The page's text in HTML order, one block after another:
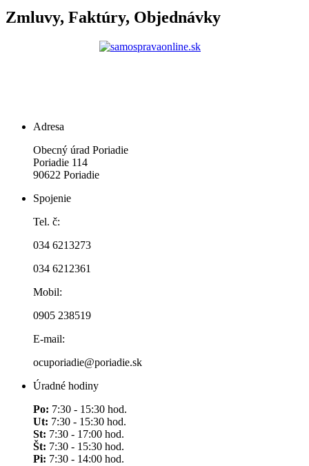
Zmluvy, Faktúry, Objednávky
Adresa
Obecný úrad Poriadie
Poriadie 114
90622 Poriadie
Spojenie
Tel. č:
034 6213273
034 6212361
Mobil:
0905 238519
E-mail:
ocuporiadie@poriadie.sk
Úradné hodiny
Po: 7:30 - 15:30 hod.
Ut: 7:30 - 15:30 hod.
St: 7:30 - 17:00 hod.
Št: 7:30 - 15:30 hod.
Pi: 7:30 - 14:00 hod.